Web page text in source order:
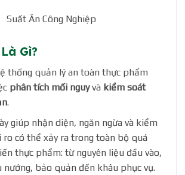
Suất Ăn Công Nghiệp
Gì?
thống quản lý an toàn thực phẩm
phân tích mối nguyvà kiểm soát
.
giúp nhận diện, ngăn ngừa và kiểm
ro có thể xảy ra trong toàn bộ quá
thực phẩm: từ nguyên liệu đầu vào,
nướng, bảo quản đến khâu phục vụ.